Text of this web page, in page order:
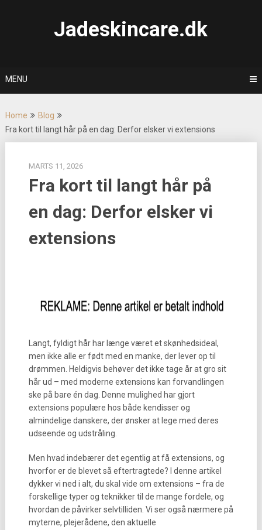
Jadeskincare.dk
MENU
Home
Blog
Fra kort til langt hår på en dag: Derfor elsker vi extensions
MARTS 11, 2026
Fra kort til langt hår på
en dag: Derfor elsker vi
extensions
Langt, fyldigt hår har længe været et skønhedsideal,
men ikke alle er født med en manke, der lever op til
drømmen. Heldigvis behøver det ikke tage år at gro sit
hår ud – med moderne extensions kan forvandlingen
ske på bare én dag. Denne mulighed har gjort
extensions populære hos både kendisser og
almindelige danskere, der ønsker at lege med deres
udseende og udstråling.
Men hvad indebærer det egentlig at få extensions, og
hvorfor er de blevet så eftertragtede? I denne artikel
dykker vi ned i alt, du skal vide om extensions – fra de
forskellige typer og teknikker til de mange fordele, og
hvordan de påvirker selvtilliden. Vi ser også nærmere på
myterne, plejerådene, den aktuelle